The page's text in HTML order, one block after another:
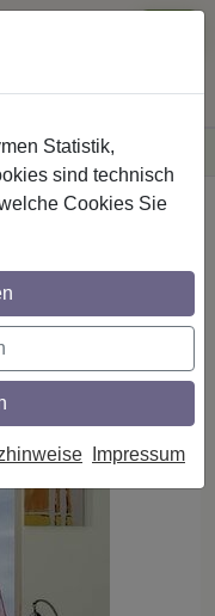
Deutschlands
Statistik,
sind technisch
Cookies Sie
Impressum